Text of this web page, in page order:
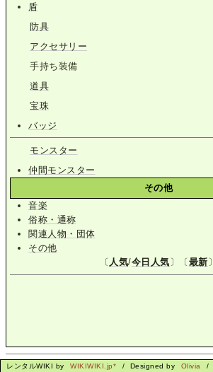
盾
防具
アクセサリー
手持ち装備
道具
宝珠
バッジ
モンスター
仲間モンスター
その他
音楽
俗称・通称
関連人物・団体
その他
〔 人気/今日人気 〕〔 最新 〕
レンタルWIKI by WIKIWIKI.jp* / Designed by Olivia /